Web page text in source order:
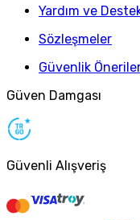
Yardım ve
Sözleşmeler
Güvenlik
Güven Damgası
Güvenli Alışveriş